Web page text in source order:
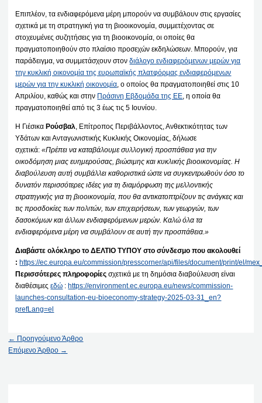
Επιπλέον, τα ενδιαφερόμενα μέρη μπορούν να συμβάλουν στις εργασίες
σχετικά με τη στρατηγική για τη βιοοικονομία, συμμετέχοντας σε
στοχευμένες συζητήσεις για τη βιοοικονομία, οι οποίες θα
πραγματοποιηθούν στο πλαίσιο προσεχών εκδηλώσεων. Μπορούν, για
παράδειγμα, να συμμετάσχουν στονδιάλογο ενδιαφερόμενων μερών για
την κυκλική οικονομία της ευρωπαϊκής πλατφόρμας ενδιαφερόμενων
μερών για την κυκλική οικονομία, ο οποίος θα πραγματοποιηθεί στις 10
Απριλίου, καθώς και στην Πράσινη Εβδομάδα της ΕΕ, η οποία θα
πραγματοποιηθεί από τις 3 έως τις 5 Ιουνίου.
Η Γιέσικα Ρούσβαλ, Επίτροπος Περιβάλλοντος, Ανθεκτικότητας των
Υδάτων και Ανταγωνιστικής Κυκλικής Οικονομίας, δήλωσε
σχετικά:«Πρέπει να καταβάλουμε συλλογική προσπάθεια για την
οικοδόμηση μιας ευημερούσας, βιώσιμης και κυκλικής βιοοικονομίας. Η
διαβούλευση αυτή συμβάλλει καθοριστικά ώστε να συγκεντρωθούν όσο το
δυνατόν περισσότερες ιδέες για τη διαμόρφωση της μελλοντικής
στρατηγικής για τη βιοοικονομία, που θα αντικατοπτρίζουν τις ανάγκες και
τις προσδοκίες των πολιτών, των επιχειρήσεων, των γεωργών, των
δασοκόμων και άλλων ενδιαφερόμενων μερών. Καλώ όλα τα
ενδιαφερόμενα μέρη να συμβάλουν σε αυτή την προσπάθεια.»
Διαβάστε ολόκληρο το ΔΕΛΤΙΟ ΤΥΠΟΥ στο σύνδεσμο που ακολουθεί
: https://ec.europa.eu/commission/presscorner/api/files/document/print/el/
Περισσότερες πληροφορίες σχετικά με τη δημόσια διαβούλευση είναι
διαθέσιμεςεδώ : https://environment.ec.europa.eu/news/commission-
launches-consultation-eu-bioeconomy-strategy-2025-03-31_en?
prefLang=el
← Προηγούμενο Άρθρο
Επόμενο Άρθρο →